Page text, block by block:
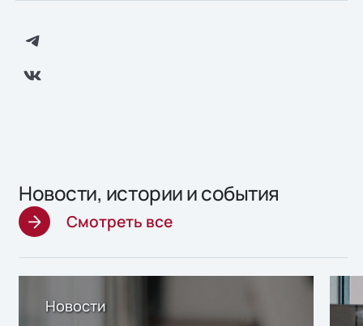
Новости, истории и события
Смотреть все
Новости